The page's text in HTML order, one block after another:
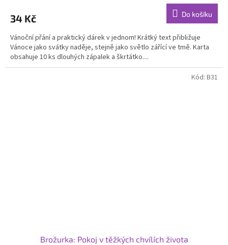
34 Kč Do košíku
Vánoční přání a praktický dárek v jednom! Krátký text přibližuje
Vánoce jako svátky naděje, stejně jako světlo zářící ve tmě. Karta
obsahuje 10 ks dlouhých zápalek a škrtátko....
Brožurka: Pokoj v těžkých chvílích života
Kód: B31